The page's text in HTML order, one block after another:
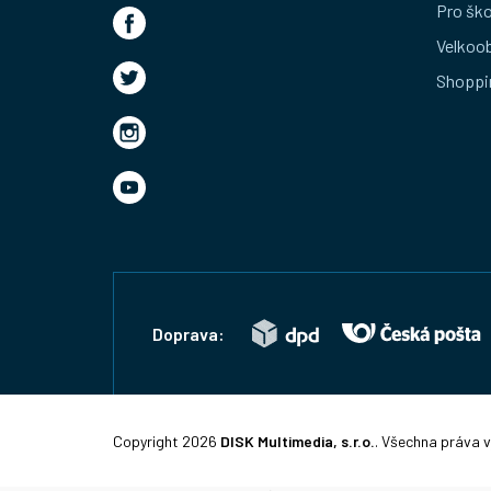
Pro
Doprava:
Copyright 2026 DISK Multimedia, s.r.o.. Všechna práva